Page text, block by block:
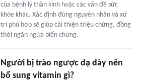
của bệnh lý thần kinh hoặc các vấn đề sức
khỏe khác. Xác định đúng nguyên nhân và xử
trí phù hợp sẽ giúp cải thiện triệu chứng, đồng
thời ngăn ngừa biến chứng.
Người bị trào ngược dạ dày nên
bổ sung vitamin gì?